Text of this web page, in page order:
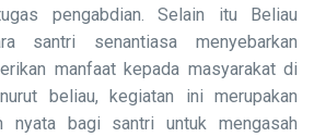
pengabdian. Selain itu Beliau
santri senantiasa menyebarkan
manfaat kepada masyarakat di
beliau, kegiatan ini merupakan
nyata bagi santri untuk mengasah